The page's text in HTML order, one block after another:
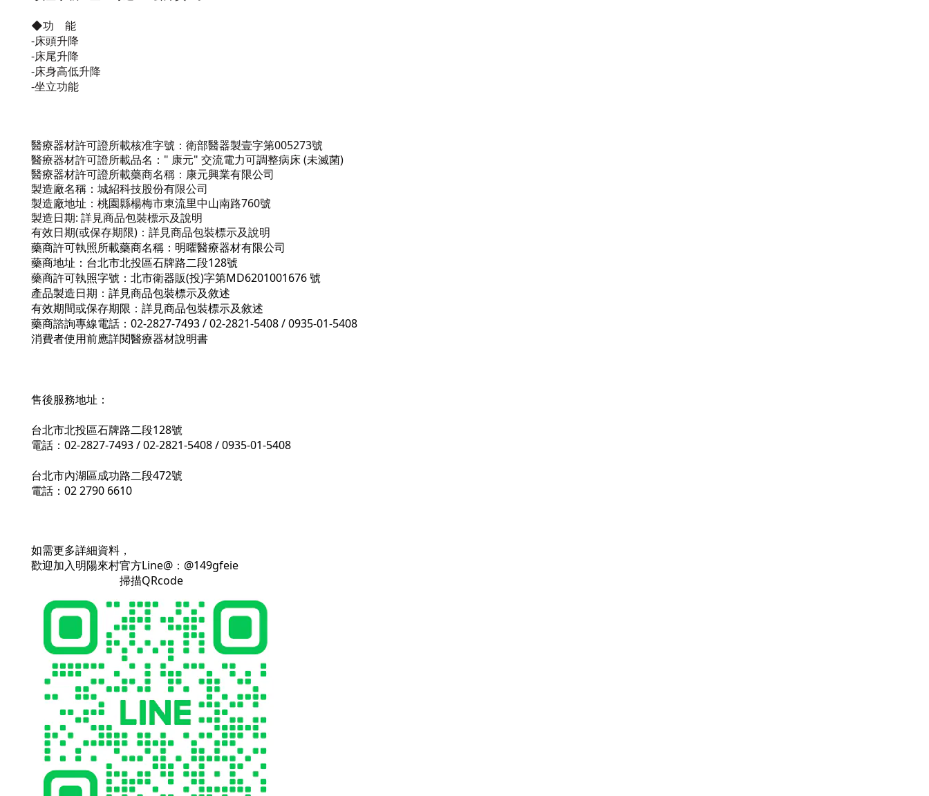
◆功 能
-床頭升降
-床尾升降
-床身高低升降
-坐立功能
醫療器材許可證所載核准字號：衛部醫器製壹字第005273號
醫療器材許可證所載品名：" 康元" 交流電力可調整病床 (未滅菌)
醫療器材許可證所載藥商名稱：康元興業有限公司
製造廠名稱：城紹科技股份有限公司
製造廠地址：桃園縣楊梅市東流里中山南路760號
製造日期: 詳見商品包裝標示及說明
有效日期(或保存期限)：詳見商品包裝標示及說明
藥商許可執照所載藥商名稱：明曜醫療器材有限公司
藥商地址：台北市北投區石牌路二段128號
藥商許可執照字號：北市衛器販(投)字第MD6201001676 號
產品製造日期：詳見商品包裝標示及敘述
有效期間或保存期限：詳見商品包裝標示及敘述
藥商諮詢專線電話：02-2827-7493 / 02-2821-5408 / 0935-01-5408
消費者使用前應詳閱醫療器材說明書
售後服務地址：
台北市北投區石牌路二段128號
電話：02-2827-7493 / 02-2821-5408 / 0935-01-5408
台北市內湖區成功路二段472號
電話：02 2790 6610
如需更多詳細資料，
歡迎加入明陽來村官方Line@：@149gfeie
掃描QRcode